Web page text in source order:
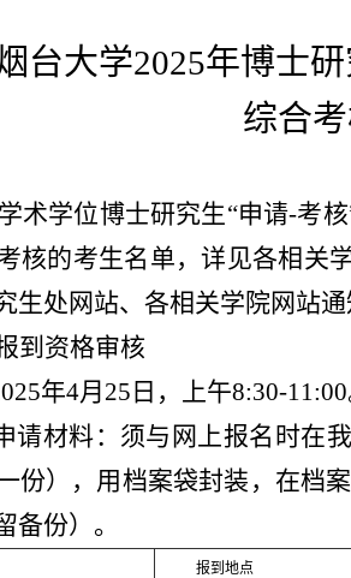
台大学2025年博士
综合
术学位博士研究生“申请-考核
核的考生名单，详见各相关
生处网站、各相关学院网站通
到资格审核
年4月25日，上午8:30-11:00
请材料：须与网上报名时在
份），用档案袋封装，在档
备份）。
报到地点